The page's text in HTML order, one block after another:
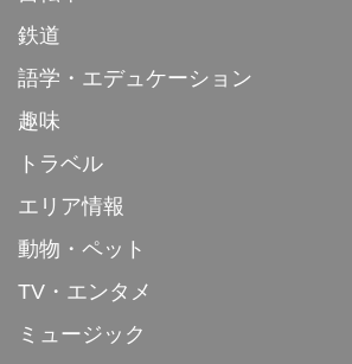
鉄道
語学・エデュケーション
趣味
トラベル
エリア情報
動物・ペット
TV・エンタメ
ミュージック